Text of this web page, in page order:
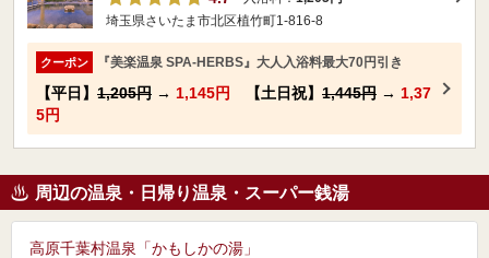
埼玉県さいたま市北区植竹町1-816-8
クーポン 『美楽温泉 SPA-HERBS』大人入浴料最大70円引き
【平日】 1,205円 → 1,145円 【土日祝】 1,445円 → 1,37
5円
周辺の温泉・日帰り温泉・スーパー銭湯
高原千葉村温泉「かもしかの湯」